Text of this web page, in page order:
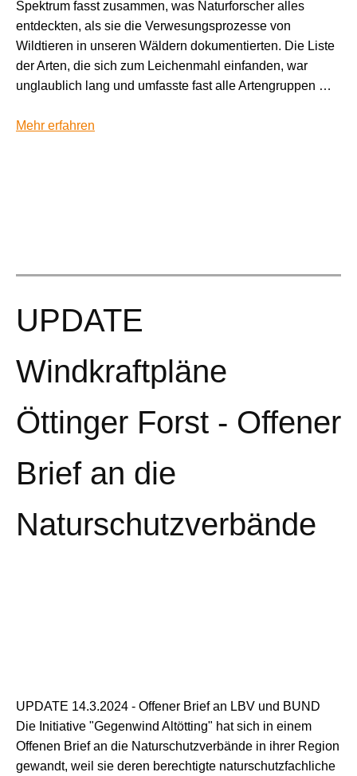
Spektrum fasst zusammen, was Naturforscher alles
entdeckten, als sie die Verwesungsprozesse von
Wildtieren in unseren Wäldern dokumentierten. Die Liste
der Arten, die sich zum Leichenmahl einfanden, war
unglaublich lang und umfasste fast alle Artengruppen …
Mehr erfahren
UPDATE
Windkraftpläne
Öttinger Forst - Offener
Brief an die
Naturschutzverbände
UPDATE 14.3.2024 - Offener Brief an LBV und BUND
Die Initiative "Gegenwind Altötting" hat sich in einem
Offenen Brief an die Naturschutzverbände in ihrer Region
gewandt, weil sie deren berechtigte naturschutzfachliche